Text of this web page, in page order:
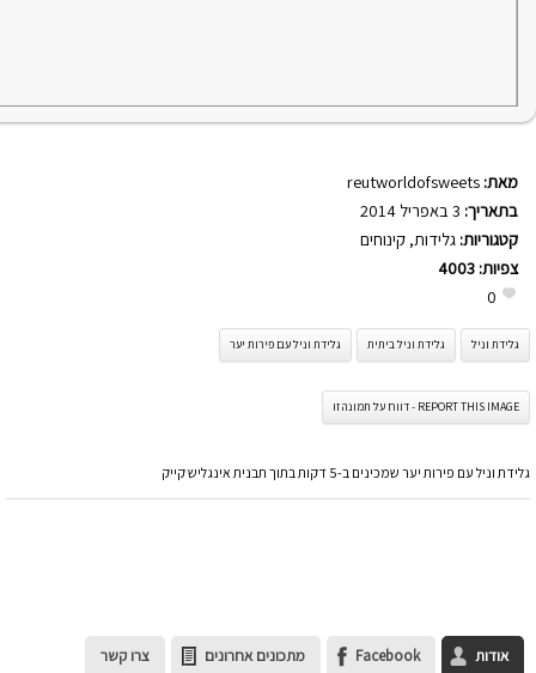
מאת: reutworldofsweets
בתאריך:
קטגוריות: גלידות, קינוחים
צפיות: 4003
0
גלידת וניל גלידת וניל ביתית גלידת וניל עם פירות יער
REPORT THIS IMAGE - דווח על תמונה זו
גלידת וניל עם פירות יער שמכינים ב-5 דקות בתוך תבנית אינגליש קייק
אודות Facebook מתכונים אחרונים צרו קשר